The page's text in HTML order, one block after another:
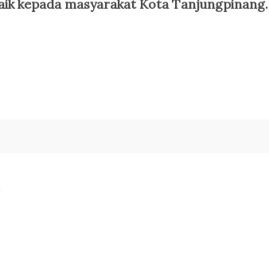
kepada masyarakat Kota Tanjungpinang.